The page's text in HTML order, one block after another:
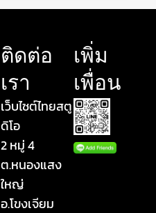
ติดต่อ
เรา
เว็บไซต์ไทยสตู
ดิโอ
2 หมู่ 4
ต.หนองแสง
ใหญ่
อ.โขงเจียม
เพิ่ม
เพื่อน